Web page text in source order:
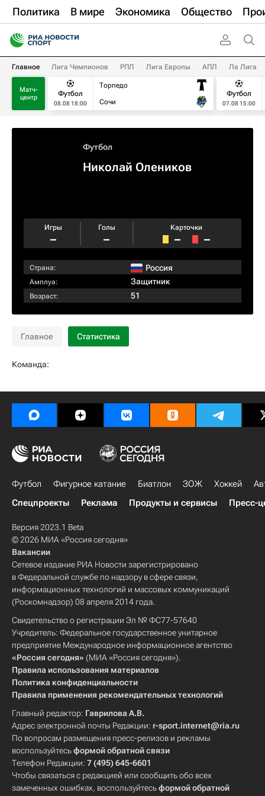
Политика В мире Экономика Общество
Главное Лига Чемпионов РПЛ Лига Европы АПЛ Ла Лига
Матч-
центр
Футбол
08.08 18:00
Торпедо
Сочи
Футбол
07.08 15:00
Футбол
Николай Олеников
Игры
–
Голы
–
Карточки
– –
Страна: Россия
Амплуа: Защитник
Возраст: 51
Главное Статистика
Команда:
Футбол Фигурное катание Биатлон ЗОЖ Хоккей
Спецпроекты
Реклама Продукты и сервисы Пресс-
Версия 2023.1 Beta
© 2026 МИА «Россия сегодня»
Вакансии
Сетевое издание РИА Новости зарегистрировано
в Федеральной службе по надзору в сфере связи,
информационных технологий и массовых коммуникаций
(Роскомнадзор) 08 апреля 2014 года.
Свидетельство о регистрации Эл № ФС77-57640
Учредитель: Федеральное государственное унитарное
предприятие Международное информационное агентство
«Россия сегодня» (МИА «Россия сегодня»).
Правила использования материалов
Политика конфиденциальности
Правила применения рекомендательных технологий
Главный редактор: Гаврилова А.В.
Адрес электронной почты Редакции: r-sport.internet@ria.ru
По вопросам размещения пресс-релизов и рекламы
воспользуйтесьформой обратной связи
Телефон Редакции: 7 (495) 645-6601
Чтобы связаться с редакцией или сообщить обо всех
замеченных ошибках, воспользуйтесьформой обратной